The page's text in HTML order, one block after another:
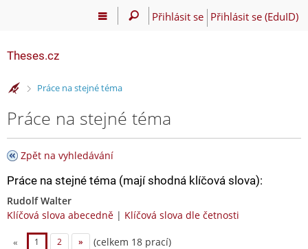
Přihlásit se Přihlásit se (EduID)
Theses.cz
>Práce na stejné téma
Práce na stejné téma
Zpět na vyhledávání
Práce na stejné téma (mají shodná klíčová slova):
Rudolf Walter
Klíčová slova abecedně | Klíčová slova dle četnosti
« 1 2 » (celkem 18 prací)